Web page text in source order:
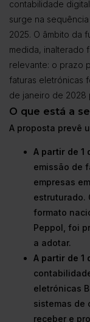
contabilidade
surge na
2025. O âmbito da
medida, inalterado
relevante: o prazo
faturas eletrónicas
de janeiro de 2028
O que está a
A proposta prevê
A partir de 1
emissão de
empresas
estruturado.
formato
Peppol, foi
a adotar.
A partir de 1
eletrónicas
sistemas de
receber e